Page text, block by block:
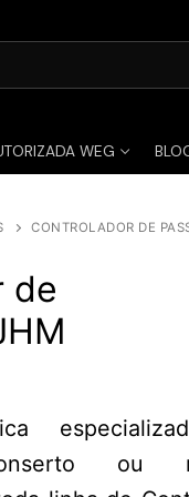
WEG
CONTROLADOR DE
de
ou